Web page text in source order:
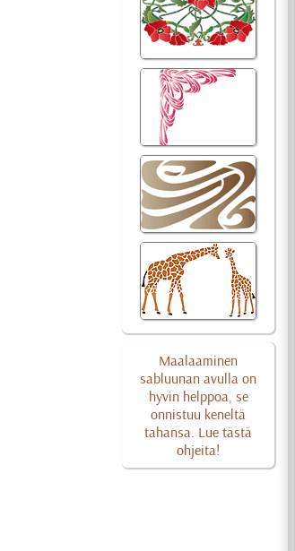
Maalaaminen
sabluunan avulla on
hyvin helppoa, se
onnistuu keneltä
tahansa. Lue tästä
ohjeita!